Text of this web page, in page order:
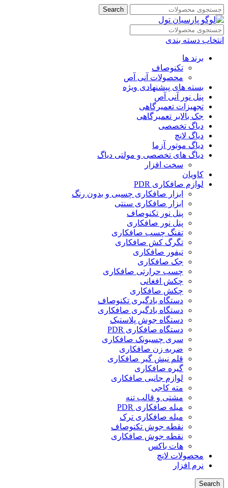
Search
انتخاب دسته بندی
برند ها
تکنوصاف
محصولات آنی آص
بسته های پیشنهادی ویژه
پنل نور آنی آص
تجهیزات تعمیرگاهی
جک بالابر تعمیرگاهی
دیاگ تخصصی
دیاگ لانچ
دیاگ موتور آزما
دیاگ های تخصصی و مولتی دیاگ
سخت افزار
کاویان
لوازم صافکاری PDR
ابزار صافکاری چسبی و بدون رنگ
ابزار صافکاری سنتی
پنل نور تکنوصاف
پنل نور صافکاری
تفنگ چسب صافکاری
تگرگ کش صافکاری
تیفور صافکاری
جک صافکاری
چسب حرارتی صافکاری
چکش افغانی
چکش صافکاری
دستگاه بادگیری تکنوصاف
دستگاه بادگیری صافکاری
دستگاه جوش پلاستیک
دستگاه صافکاری PDR
سری چسبونک صافکاری
ضربه زن صافکاری
قلم نیش گیر صافکاری
گیره صافکاری
لوازم جانبی صافکاری
مته کاجی
مشتی و قالب تنه
میله صافکاری PDR
میله صافکاری ترک
نقطه جوش تکنوصاف
نقطه جوش صافکاری
هات باکس
محصولات لانچ
نرم افزار
Search